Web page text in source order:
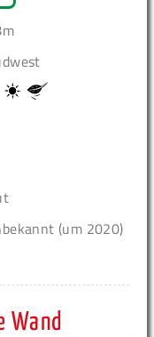
(um 2020)
Wand